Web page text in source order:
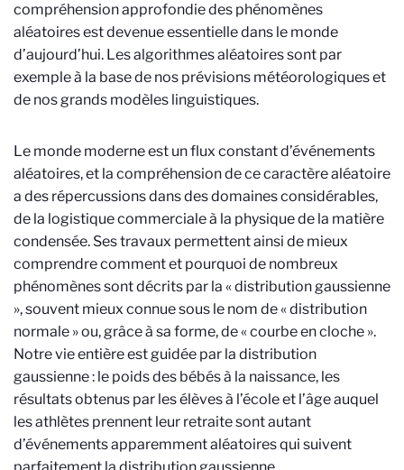
compréhension approfondie des phénomènes
aléatoires est devenue essentielle dans le monde
d’aujourd’hui. Les algorithmes aléatoires sont par
exemple à la base de nos prévisions météorologiques et
de nos grands modèles linguistiques.
Le monde moderne est un flux constant d’événements
aléatoires, et la compréhension de ce caractère aléatoire
a des répercussions dans des domaines considérables,
de la logistique commerciale à la physique de la matière
condensée. Ses travaux permettent ainsi de mieux
comprendre comment et pourquoi de nombreux
phénomènes sont décrits par la « distribution gaussienne
», souvent mieux connue sous le nom de « distribution
normale » ou, grâce à sa forme, de « courbe en cloche ».
Notre vie entière est guidée par la distribution
gaussienne : le poids des bébés à la naissance, les
résultats obtenus par les élèves à l’école et l’âge auquel
les athlètes prennent leur retraite sont autant
d’événements apparemment aléatoires qui suivent